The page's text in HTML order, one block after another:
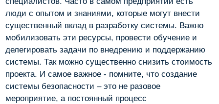
люди с опытом и знаниями, которые могут внести
существенный вклад в разработку системы. Важно
мобилизовать эти ресурсы, провести обучение и
делегировать задачи по внедрению и поддержанию
системы. Так можно существенно снизить стоимость
проекта. И самое важное - помните, что создание
системы безопасности – это не разовое
мероприятие, а постоянный процесс